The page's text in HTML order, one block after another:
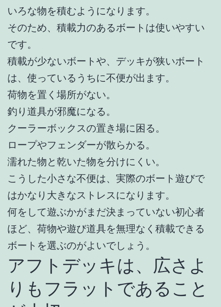
いろな物を積むようになります。
そのため、積載力のあるボートは使いやすい
です。
積載が少ないボートや、デッキが狭いボート
は、使っているうちに不便が出ます。
荷物を置く場所がない。
釣り道具が邪魔になる。
クーラーボックスの置き場に困る。
ロープやフェンダーが散らかる。
濡れた物と乾いた物を分けにくい。
こうした小さな不便は、実際のボート遊びで
はかなり大きなストレスになります。
何をして遊ぶかがまだ決まっていない初心者
ほど、荷物や遊び道具を無理なく積載できる
ボートを選ぶのがよいでしょう。
アフトデッキは、広さよ
りもフラットであること